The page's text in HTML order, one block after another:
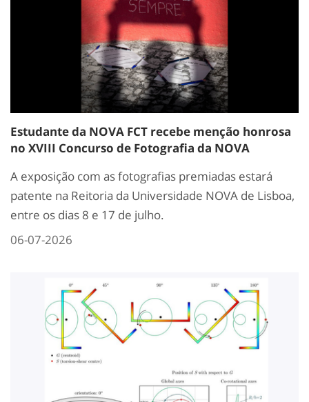
Estudante da NOVA FCT recebe menção honrosa
no XVIII Concurso de Fotografia da NOVA
A exposição com as fotografias premiadas estará
patente na Reitoria da Universidade NOVA de Lisboa,
entre os dias 8 e 17 de julho.
06-07-2026